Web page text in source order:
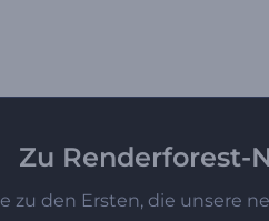
Zu Renderforest-
zu den Ersten, die unsere